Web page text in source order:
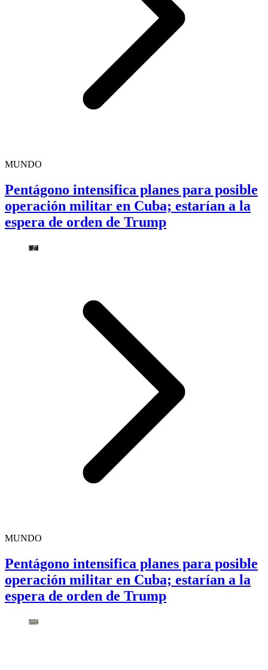
MUNDO
Pentágono intensifica planes para posible
operación militar en Cuba; estarían a la
espera de orden de Trump
MUNDO
Pentágono intensifica planes para posible
operación militar en Cuba; estarían a la
espera de orden de Trump